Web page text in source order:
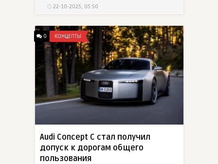
22-10-2025, 05:50
0 КОНЦЕПТЫ
Audi Concept C стал получил
допуск к дорогам общего
пользования